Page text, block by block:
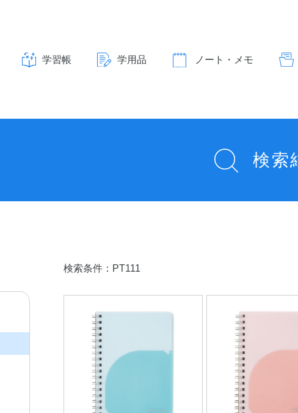
学習帳 学用品 ノート・メモ
検索
検索条件： PT111